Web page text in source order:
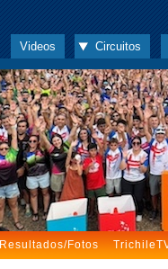
Videos Circuitos
Resultados/Fotos